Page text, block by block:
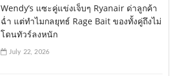
Wendy’s แซะคู่แข่งเจ็บๆ Ryanair ด่าลูกค้า
ฉ่ำ แต่ทำไมกลยุทธ์ Rage Bait ของทั้งคู่ถึงไม่
โดนทัวร์ลงหนัก
July 22, 2026